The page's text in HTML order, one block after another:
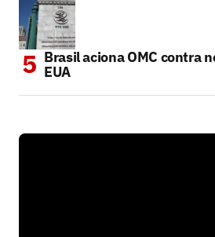
Brasil aciona OMC contra
EUA